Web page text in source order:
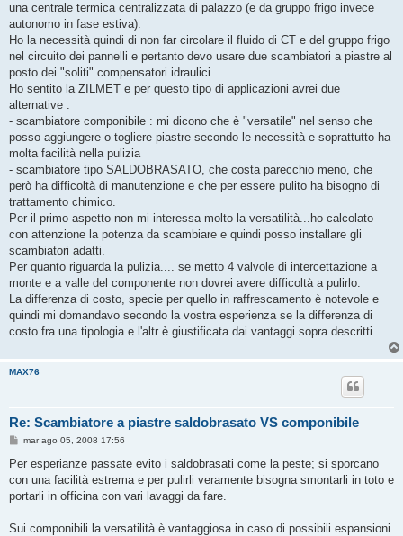
i
o
una centrale termica centralizzata di palazzo (e da gruppo frigo invece
autonomo in fase estiva).
Ho la necessità quindi di non far circolare il fluido di CT e del gruppo frigo
nel circuito dei pannelli e pertanto devo usare due scambiatori a piastre al
posto dei "soliti" compensatori idraulici.
Ho sentito la ZILMET e per questo tipo di applicazioni avrei due
alternative :
- scambiatore componibile : mi dicono che è "versatile" nel senso che
posso aggiungere o togliere piastre secondo le necessità e soprattutto ha
molta facilità nella pulizia
- scambiatore tipo SALDOBRASATO, che costa parecchio meno, che
però ha difficoltà di manutenzione e che per essere pulito ha bisogno di
trattamento chimico.
Per il primo aspetto non mi interessa molto la versatilità...ho calcolato
con attenzione la potenza da scambiare e quindi posso installare gli
scambiatori adatti.
Per quanto riguarda la pulizia.... se metto 4 valvole di intercettazione a
monte e a valle del componente non dovrei avere difficoltà a pulirlo.
La differenza di costo, specie per quello in raffrescamento è notevole e
quindi mi domandavo secondo la vostra esperienza se la differenza di
costo fra una tipologia e l'altr è giustificata dai vantaggi sopra descritti.
MAX76
Re: Scambiatore a piastre saldobrasato VS componibile
M
s
a
g
o
mar ago 05, 2008 17:56
Per esperianze passate evito i saldobrasati come la peste; si sporcano
con una facilità estrema e per pulirli veramente bisogna smontarli in toto e
portarli in officina con vari lavaggi da fare.
Sui componibili la versatilità è vantaggiosa in caso di possibili espansioni